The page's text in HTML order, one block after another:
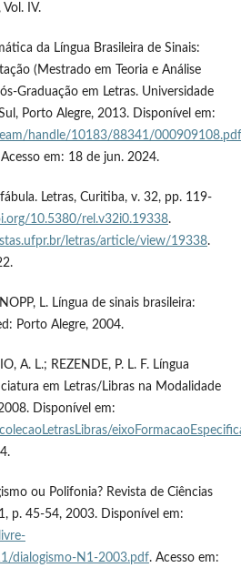
IV.
da Língua Brasileira de Sinais:
(Mestrado em Teoria e Análise
Graduação em Letras. Universidade
Porto Alegre, 2013. Disponível em:
handle/10183/88341/
em: 18 de jun. 2024.
Letras, Curitiba, v. 32, pp. 119-
10.5380/rel.v32i0.19338.
letras/article/view/19338.
L. Língua de sinais brasileira:
Porto Alegre, 2004.
A. L.; REZENDE, P. L. F. Língua
em Letras/Libras na Modalidade
Disponível em:
ou Polifonia? Revista de Ciências
p. 45-54, 2003. Disponível em:
dialogismo-N1-2003.pdf. Acesso em: